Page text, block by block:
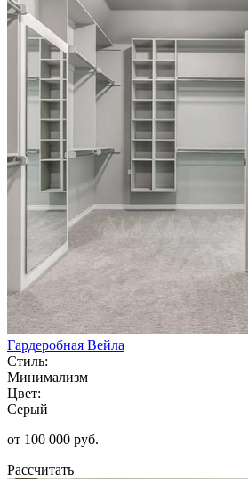
Гардеробная Вейла
Стиль:
Минимализм
Цвет:
Серый
от 100 000 руб.
Рассчитать